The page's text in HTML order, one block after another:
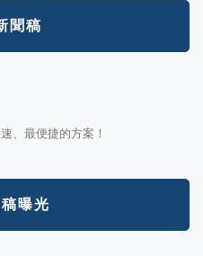
聞稿
、最便捷的方案！
曝光